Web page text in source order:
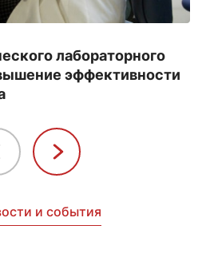
лабораторного
эффективности
и события